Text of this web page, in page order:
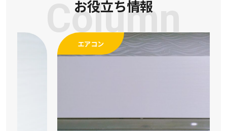
Column
お役立ち情報
エアコン